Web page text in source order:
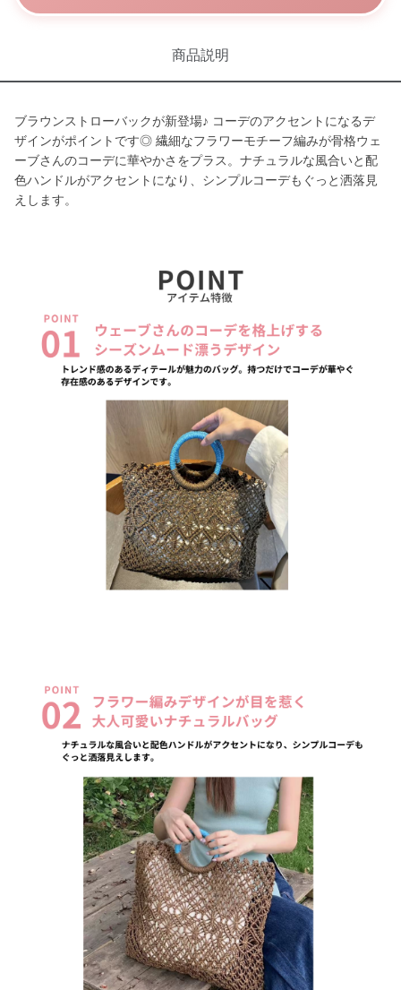
商品説明
ブラウンストローバックが新登場♪ コーデのアクセントになるデ
ザインがポイントです◎ 繊細なフラワーモチーフ編みが骨格ウェ
ーブさんのコーデに華やかさをプラス。ナチュラルな風合いと配
色ハンドルがアクセントになり、シンプルコーデもぐっと洒落見
えします。